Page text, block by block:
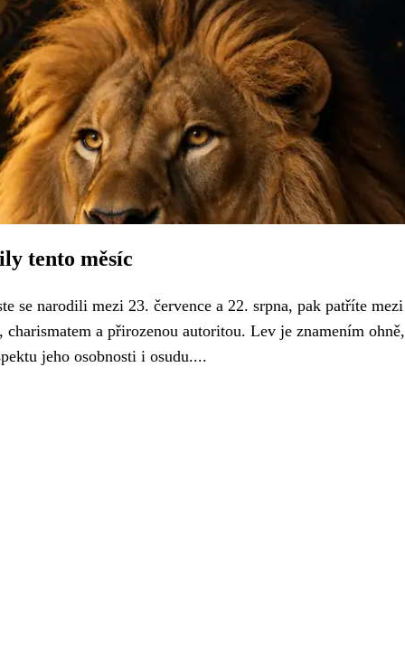
tento měsíc
se narodili mezi 23. července a 22. srpna, pak patříte mezi
a přirozenou autoritou. Lev je znamením ohně,
jeho osobnosti i osudu....